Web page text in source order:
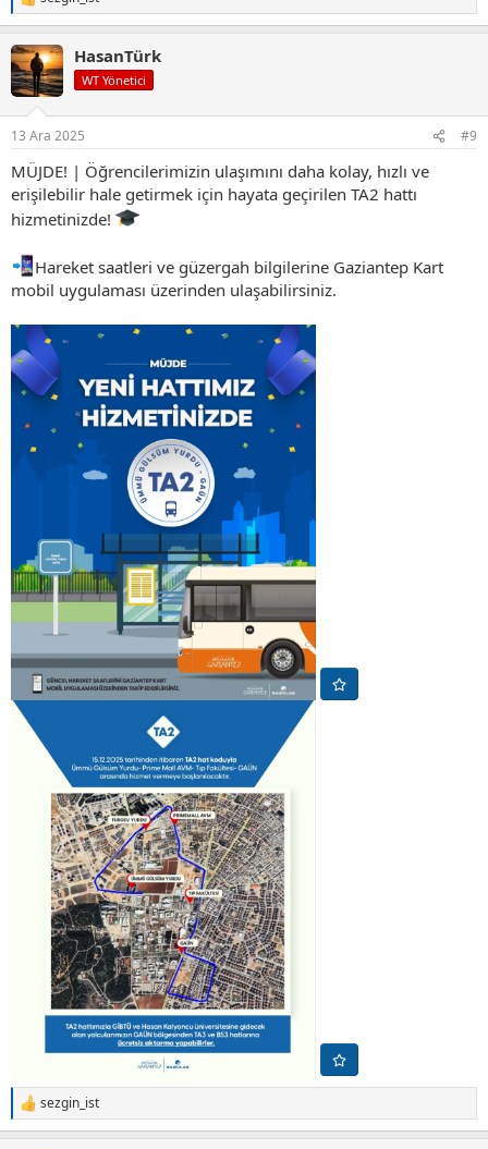
T
e
k
i
l
:
HasanTürk
WT Yönetici
13 Ara 2025 #9
MÜJDE! | Öğrencilerimizin ulaşımını daha kolay, hızlı ve
erişilebilir hale getirmek için hayata geçirilen TA2 hattı
hizmetinizde!
Hareket saatleri ve güzergah bilgilerine Gaziantep Kart
mobil uygulaması üzerinden ulaşabilirsiniz.
T
e
sezgin_ist